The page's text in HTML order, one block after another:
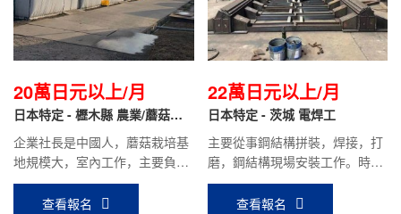
20萬日元以上/月
日本特定 - 櫪木縣 農業/蘑菇種
植
企業社長是中國人，蘑菇栽培基
地規模大，室內工作，主要負責
蘑菇的栽培，采摘，包裝等工
作，待遇好。
查看報名
22萬日元以上/月
日本特定 - 茨城 電焊工
主要從事鋼結構拼裝，焊接，打
磨，鋼結構現場安裝工作。時給
1250日元，平均到手工資22萬
日元以上。
查看報名